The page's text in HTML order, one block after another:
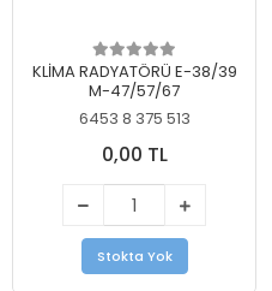
KLİMA RADYATÖRÜ E-38/39
M-47/57/67
6453 8 375 513
0,00 TL
Stokta Yok